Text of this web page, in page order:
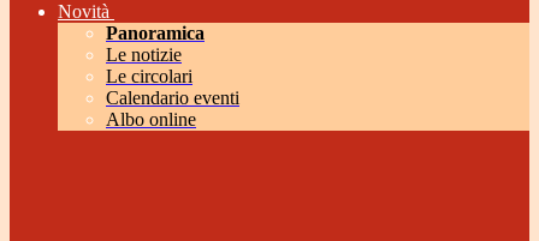
Novità
Panoramica
Le notizie
Le circolari
Calendario eventi
Albo online